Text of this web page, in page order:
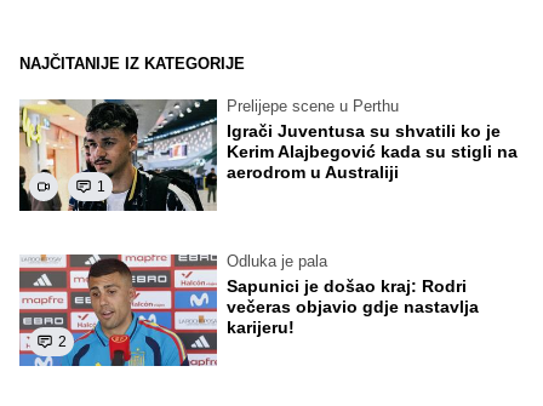
NAJČITANIJE IZ KATEGORIJE
1
Prelijepe scene u Perthu
Igrači Juventusa su shvatili ko je
Kerim Alajbegović kada su stigli na
aerodrom u Australiji
2
Odluka je pala
Sapunici je došao kraj: Rodri
večeras objavio gdje nastavlja
karijeru!